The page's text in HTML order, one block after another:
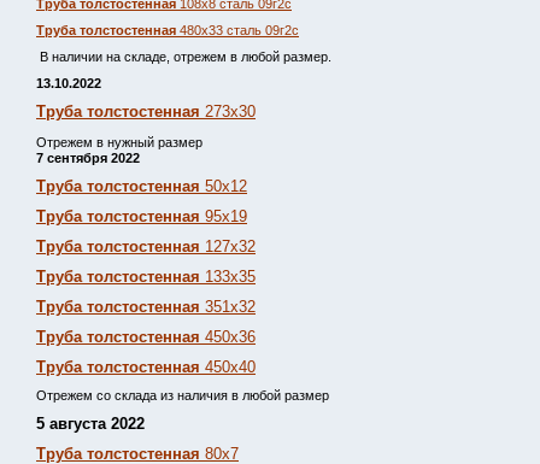
Труба толстостенная 108х8 сталь 09г2с
Труба толстостенная 480х33 сталь 09г2с
В наличии на складе, отрежем в любой размер.
13.10.2022
Труба толстостенная 273х30
Отрежем в нужный размер
7 сентября 2022
Труба толстостенная 50х12
Труба толстостенная 95х19
Труба толстостенная 127х32
Труба толстостенная 133х35
Труба толстостенная 351х32
Труба толстостенная 450х36
Труба толстостенная 450х40
Отрежем со склада из наличия в любой размер
5 августа 2022
Труба толстостенная 80х7